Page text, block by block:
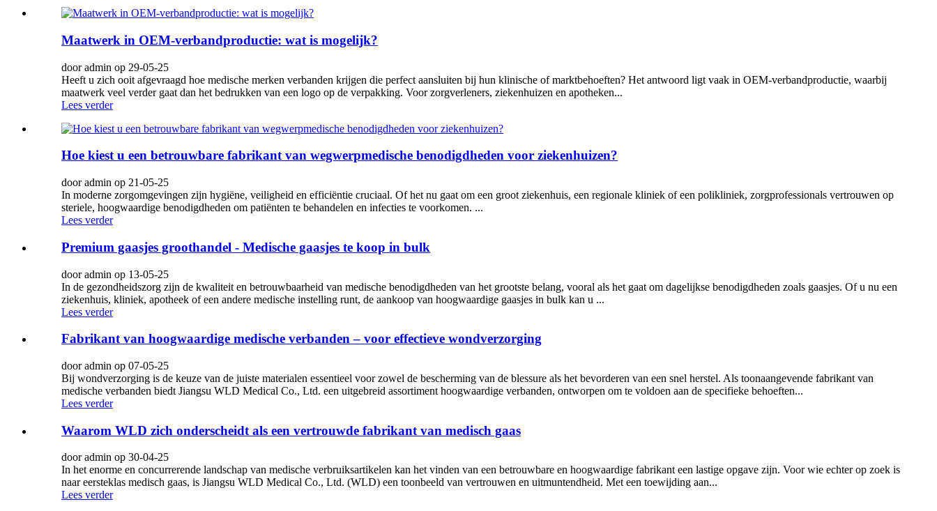
Maatwerk in OEM-verbandproductie: wat is mogelijk?
door admin op 29-05-25
Heeft u zich ooit afgevraagd hoe medische merken verbanden krijgen die perfect aansluiten bij hun klinische of marktbehoeften? Het antwoord ligt vaak in OEM-verbandproductie, waarbij
maatwerk veel verder gaat dan het bedrukken van een logo op de verpakking. Voor zorgverleners, ziekenhuizen en apotheken...
Lees verder
Hoe kiest u een betrouwbare fabrikant van wegwerpmedische benodigdheden voor ziekenhuizen?
door admin op 21-05-25
In moderne zorgomgevingen zijn hygiëne, veiligheid en efficiëntie cruciaal. Of het nu gaat om een groot ziekenhuis, een regionale kliniek of een polikliniek, zorgprofessionals vertrouwen op
steriele, hoogwaardige benodigdheden om patiënten te behandelen en infecties te voorkomen. ...
Lees verder
Premium gaasjes groothandel - Medische gaasjes te koop in bulk
door admin op 13-05-25
In de gezondheidszorg zijn de kwaliteit en betrouwbaarheid van medische benodigdheden van het grootste belang, vooral als het gaat om dagelijkse benodigdheden zoals gaasjes. Of u nu een
ziekenhuis, kliniek, apotheek of een andere medische instelling runt, de aankoop van hoogwaardige gaasjes in bulk kan u ...
Lees verder
Fabrikant van hoogwaardige medische verbanden – voor effectieve wondverzorging
door admin op 07-05-25
Bij wondverzorging is de keuze van de juiste materialen essentieel voor zowel de bescherming van de blessure als het bevorderen van een snel herstel. Als toonaangevende fabrikant van
medische verbanden biedt Jiangsu WLD Medical Co., Ltd. een uitgebreid assortiment hoogwaardige verbanden, ontworpen om te voldoen aan de specifieke behoeften...
Lees verder
Waarom WLD zich onderscheidt als een vertrouwde fabrikant van medisch gaas
door admin op 30-04-25
In het enorme en concurrerende landschap van medische verbruiksartikelen kan het vinden van een betrouwbare en hoogwaardige fabrikant een lastige opgave zijn. Voor wie echter op zoek is
naar eersteklas medisch gaas, is Jiangsu WLD Medical Co., Ltd. (WLD) een toonbeeld van vertrouwen en uitmuntendheid. Met een toewijding aan...
Lees verder